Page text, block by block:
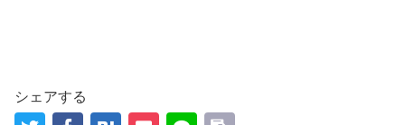
シェアする